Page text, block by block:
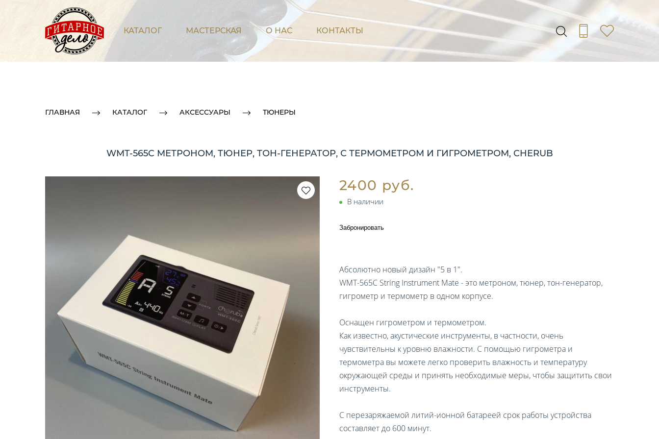
КАТАЛОГ МАСТЕРСКАЯ О НАС КОНТАКТЫ
ГЛАВНАЯ КАТАЛОГ АКСЕССУАРЫ ТЮНЕРЫ
WMT-565C МЕТРОНОМ, ТЮНЕР, ТОН-ГЕНЕРАТОР, С ТЕРМОМЕТРОМ И ГИГРОМЕТРОМ, CHERUB
2400 руб.
В наличии
Забронировать
Абсолютно новый дизайн "5 в 1".
WMT-565C String Instrument Mate - это метроном, тюнер, тон-генератор,
гигрометр и термометр в одном корпусе.
Оснащен гигрометром и термометром.
Как известно, акустические инструменты, в частности, очень
чувствительны к уровню влажности. С помощью гигрометра и
термометра вы можете легко проверить влажность и температуру
окружающей среды и принять необходимые меры, чтобы защитить свои
инструменты.
С перезаряжаемой литий-ионной батареей срок работы устройства
составляет до 600 минут.